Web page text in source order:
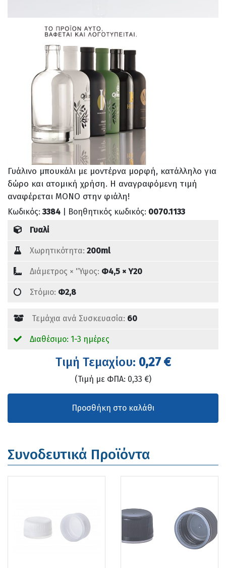
Γυάλινο μπουκάλι με μοντέρνα μορφή, κατάλληλο για
δώρο και ατομική χρήση. Η αναγραφόμενη τιμή
αναφέρεται ΜΟΝΟ στην φιάλη!
Κωδικός:3384 | Βοηθητικός κωδικός: 0070.1133
Γυαλί
Χωρητικότητα: 200ml
Διάμετρος × 'Ύψος: Φ4,5 × Υ20
Στόμιο: Φ2,8
Τεμάχια ανά Συσκευασία: 60
Διαθέσιμο: 1-3 ημέρες
Tιμή Τεμαχίου: 0,27 €
(Τιμή με ΦΠΑ: 0,33 €)
Συνοδευτικά Προϊόντα